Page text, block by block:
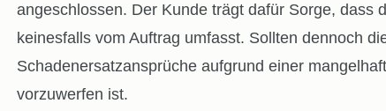
angeschlossen. Der Kunde trägt dafür Sorge, dass
keinesfalls vom Auftrag umfasst. Sollten dennoch
Schadenersatzansprüche aufgrund einer
vorzuwerfen ist.